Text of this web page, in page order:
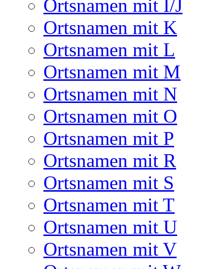
Ortsnamen mit I/J
Ortsnamen mit K
Ortsnamen mit L
Ortsnamen mit M
Ortsnamen mit N
Ortsnamen mit O
Ortsnamen mit P
Ortsnamen mit R
Ortsnamen mit S
Ortsnamen mit T
Ortsnamen mit U
Ortsnamen mit V